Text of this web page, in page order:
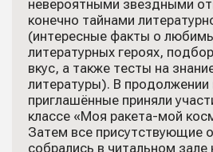
невероятными звездными
конечно тайнами
(интересные факты о
литературных героях,
вкус, а также тесты на
литературы). В продолжении
приглашённые приняли
классе «Моя ракета-мой
Затем все присутствующие
собрались в читальном зале